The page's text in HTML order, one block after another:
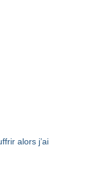
alors j’ai